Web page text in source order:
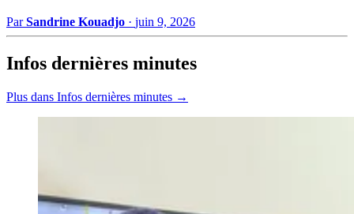
ParSandrine Kouadjo · juin 9, 2026
Infos dernières minutes
Plus dans Infos dernières minutes →